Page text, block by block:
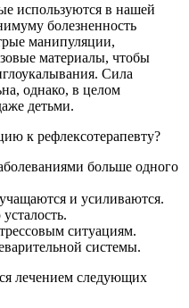
используются в нашей
болезненность
манипуляции,
материалы, чтобы
Сила
однако, в целом
детьми.
к рефлексотерапевту?
больше одного
и усиливаются.
ситуациям.
системы.
лечением следующих